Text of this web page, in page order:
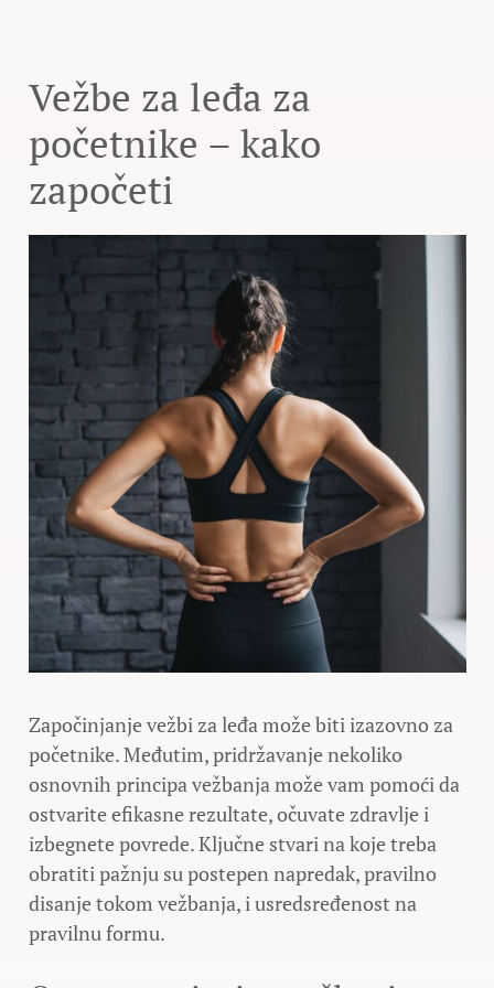
Vežbe za leđa za
početnike – kako
započeti
Započinjanje vežbi za leđa može biti izazovno za
početnike. Međutim, pridržavanje nekoliko
osnovnih principa vežbanja može vam pomoći da
ostvarite efikasne rezultate, očuvate zdravlje i
izbegnete povrede. Ključne stvari na koje treba
obratiti pažnju su postepen napredak, pravilno
disanje tokom vežbanja, i usredsređenost na
pravilnu formu.